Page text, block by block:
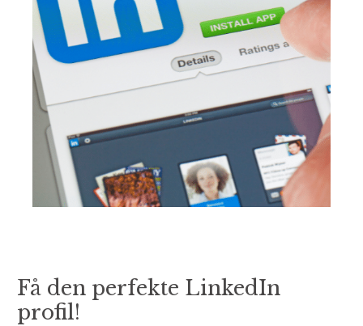
Få den perfekte LinkedIn
profil!